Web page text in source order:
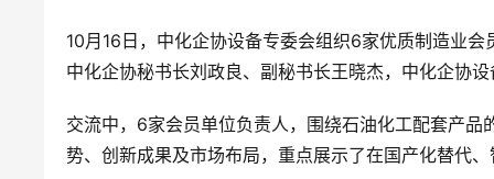
10月16日，中化企协设备专委会组织6家优质制造业
中化企协秘书长刘政良、副秘书长王晓杰，中化企协
交流中，6家会员单位负责人，围绕石油化工配套产
势、创新成果及市场布局，重点展示了在国产化替代